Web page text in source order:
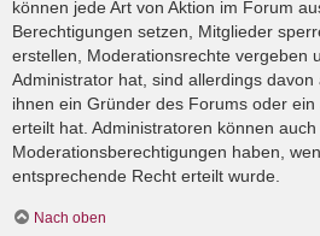
können jede Art von Aktion im Forum
Berechtigungen setzen, Mitglieder
erstellen, Moderationsrechte vergeben
Administrator hat, sind allerdings
ihnen ein Gründer des Forums oder
erteilt hat. Administratoren können auch
Moderationsberechtigungen haben,
entsprechende Recht erteilt wurde.
Nach oben